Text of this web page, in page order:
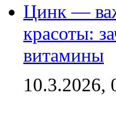
Цинк —
красоты:
витамины
10.3.2026,